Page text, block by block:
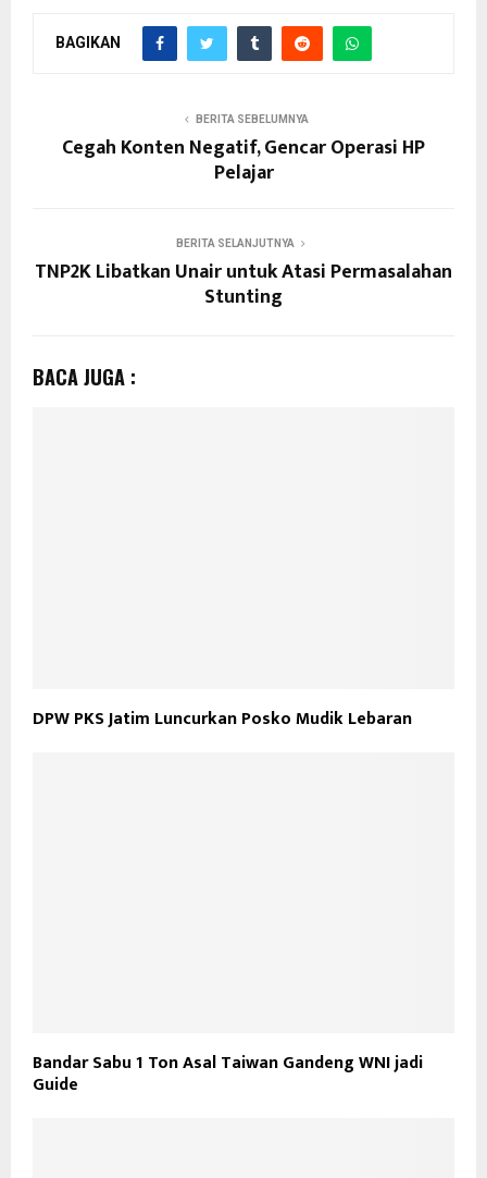
BAGIKAN
BERITA SEBELUMNYA
Cegah Konten Negatif, Gencar Operasi HP
Pelajar
BERITA SELANJUTNYA
TNP2K Libatkan Unair untuk Atasi Permasalahan
Stunting
BACA JUGA :
DPW PKS Jatim Luncurkan Posko Mudik Lebaran
Bandar Sabu 1 Ton Asal Taiwan Gandeng WNI jadi
Guide